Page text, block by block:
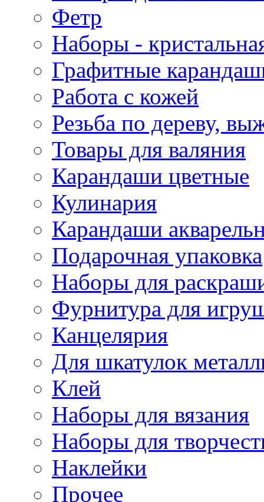
Фетр
Наборы -
Графитные
Работа с кожей
Резьба по дереву,
Товары для валяния
Карандаши цветные
Кулинария
Карандаши
Подарочная упаковка
Наборы для
Фурнитура для
Канцелярия
Для шкатулок
Клей
Наборы для вязания
Наборы для
Наклейки
Прочее